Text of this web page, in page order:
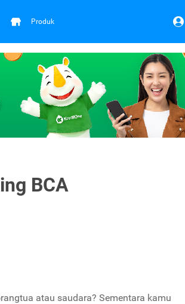
Produk
BCA
atau saudara? Sementara kamu